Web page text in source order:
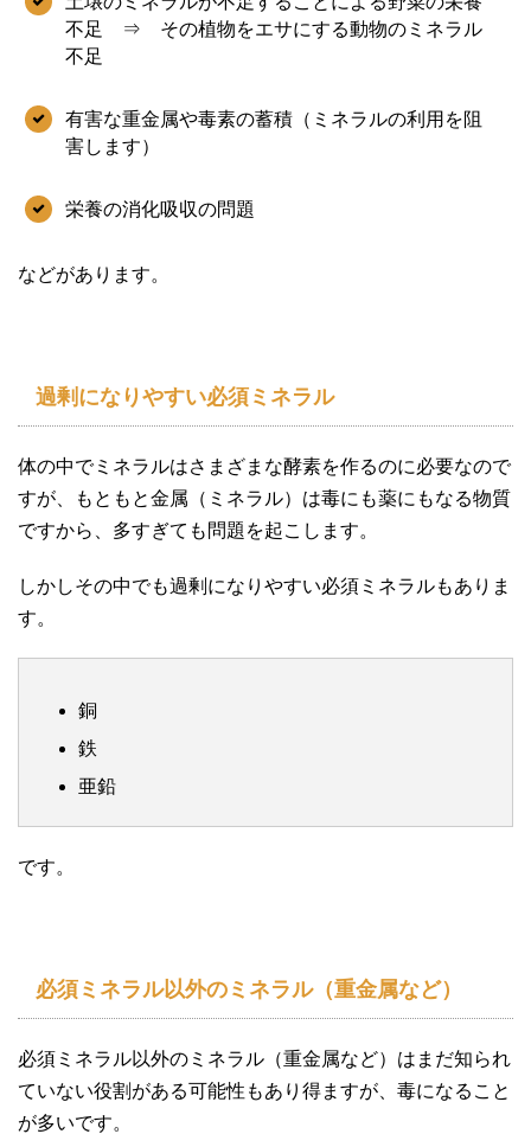
不足 ⇒ その植物をエサにする動物のミネラル
不足
有害な重金属や毒素の蓄積（ミネラルの利用を阻
害します）
栄養の消化吸収の問題
などがあります。
過剰になりやすい必須ミネラル
体の中でミネラルはさまざまな酵素を作るのに必要なので
すが、もともと金属（ミネラル）は毒にも薬にもなる物質
ですから、多すぎても問題を起こします。
しかしその中でも過剰になりやすい必須ミネラルもありま
す。
銅
鉄
亜鉛
です。
必須ミネラル以外のミネラル（重金属など）
必須ミネラル以外のミネラル（重金属など）はまだ知られ
ていない役割がある可能性もあり得ますが、毒になること
が多いです。